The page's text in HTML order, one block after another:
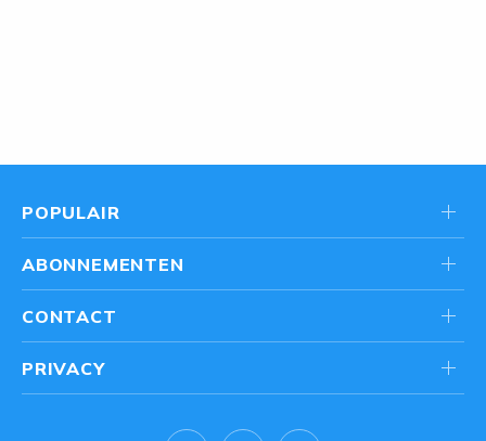
POPULAIR
ABONNEMENTEN
CONTACT
PRIVACY